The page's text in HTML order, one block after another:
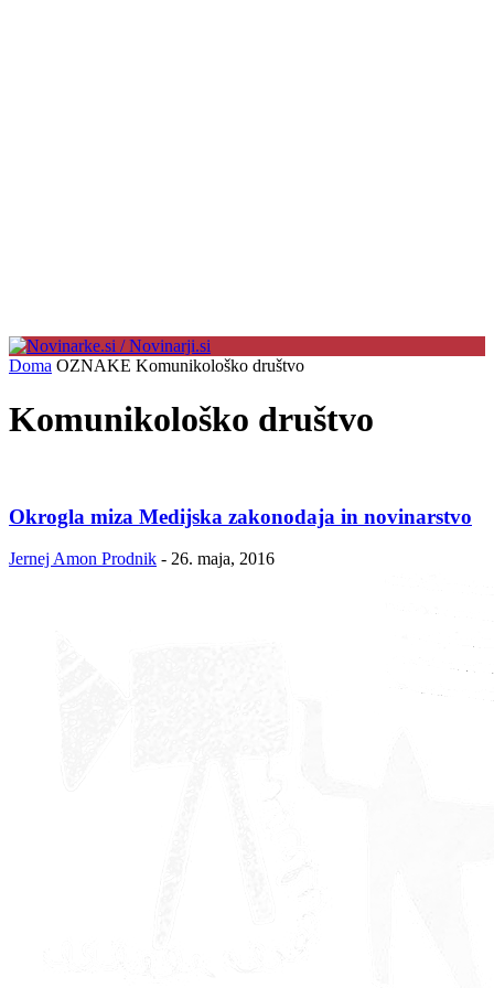
Doma OZNAKE Komunikološko društvo
Komunikološko društvo
Okrogla miza Medijska zakonodaja in novinarstvo
Jernej Amon Prodnik - 26. maja, 2016